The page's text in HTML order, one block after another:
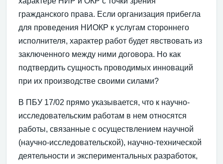
гражданского права. Если организация прибегла
для проведения НИОКР к услугам стороннего
исполнителя, характер работ будет явствовать из
заключенного между ними договора. Но как
подтвердить сущность проводимых инноваций
при их производстве своими силами?
В ПБУ 17/02 прямо указывается, что к научно-
исследовательским работам в нем относятся
работы, связанные с осуществлением научной
(научно-исследовательской), научно-технической
деятельности и экспериментальных разработок,